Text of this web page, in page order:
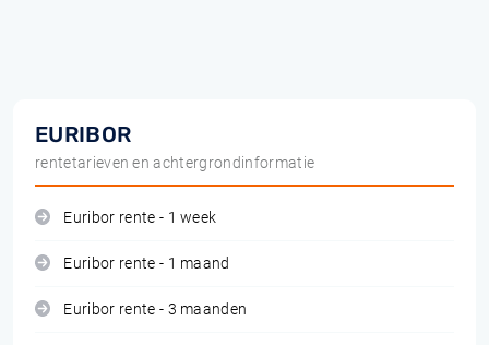
EURIBOR
rentetarieven en achtergrondinformatie
Euribor rente - 1 week
Euribor rente - 1 maand
Euribor rente - 3 maanden